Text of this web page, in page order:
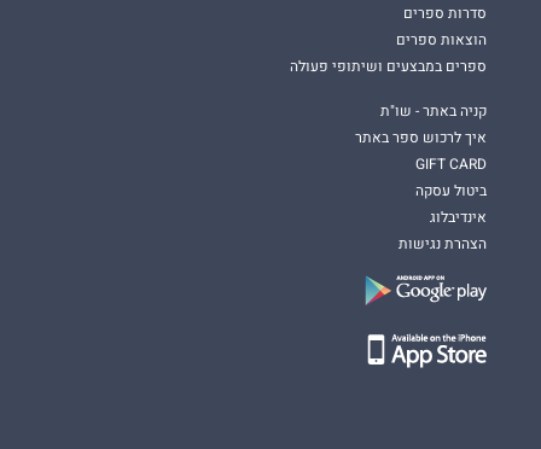
סדרות ספרים
הוצאות ספרים
ספרים במבצעים ושיתופי פעולה
קניה באתר - שו"ת
איך לרכוש ספר באתר
GIFT CARD
ביטול עסקה
אינדיבלוג
הצהרת נגישות